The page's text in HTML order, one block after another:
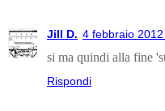
Jill D. 4 febbraio
si ma quindi alla fine
Rispondi